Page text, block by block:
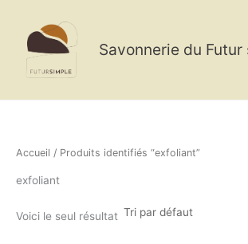
contenu
Savonnerie du Futur
Accueil / Produits identifiés “exfoliant”
exfoliant
Voici le seul résultat